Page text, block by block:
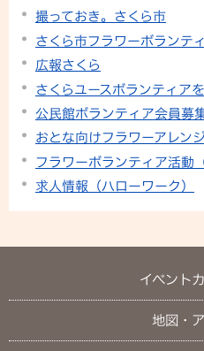
撮っておき。さくら市
さくら市フラワーボランテ
広報さくら
さくらユースボランティア
公民館ボランティア会員募
おとな向けフラワーアレン
フラワーボランティア活動
求人情報（ハローワーク）
イベント
地図・